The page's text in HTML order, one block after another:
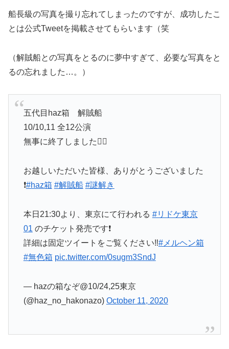
船長級の写真を撮り忘れてしまったのですが、成功したこ
とは公式Tweetを掲載させてもらいます（笑
（解賊船との写真をとるのに夢中すぎて、必要な写真をと
るの忘れました…。）
五代目haz箱 解賊船
10/10,11 全12公演
無事に終了しました🏴‍☠️
お越しいただいた皆様、ありがとうございました
❗️#haz箱 #解賊船 #謎解き
本日21:30より、東京にて行われる #リドケ東京
01 のチケット発売です❗️
詳細は固定ツイートをご覧ください‼️#メルヘン箱
#無色箱 pic.twitter.com/0sugm3SndJ
— hazの箱なぞ@10/24,25東京
(@haz_no_hakonazo) October 11, 2020